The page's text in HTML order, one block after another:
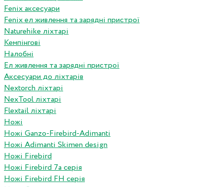
Fenix аксесуари
Fenix ел живлення та зарядні пристрої
Naturehike ліхтарі
Кемпінгові
Налобні
Ел живлення та зарядні пристрої
Аксесуари до ліхтарів
Nextorch ліхтарі
NexTool ліхтарі
Flextail ліхтарі
Ножі
Ножі Ganzo-Firebird-Adimanti
Ножі Adimanti Skimen design
Ножі Firebird
Ножі Firebird 7а серія
Ножі Firebird FH серія